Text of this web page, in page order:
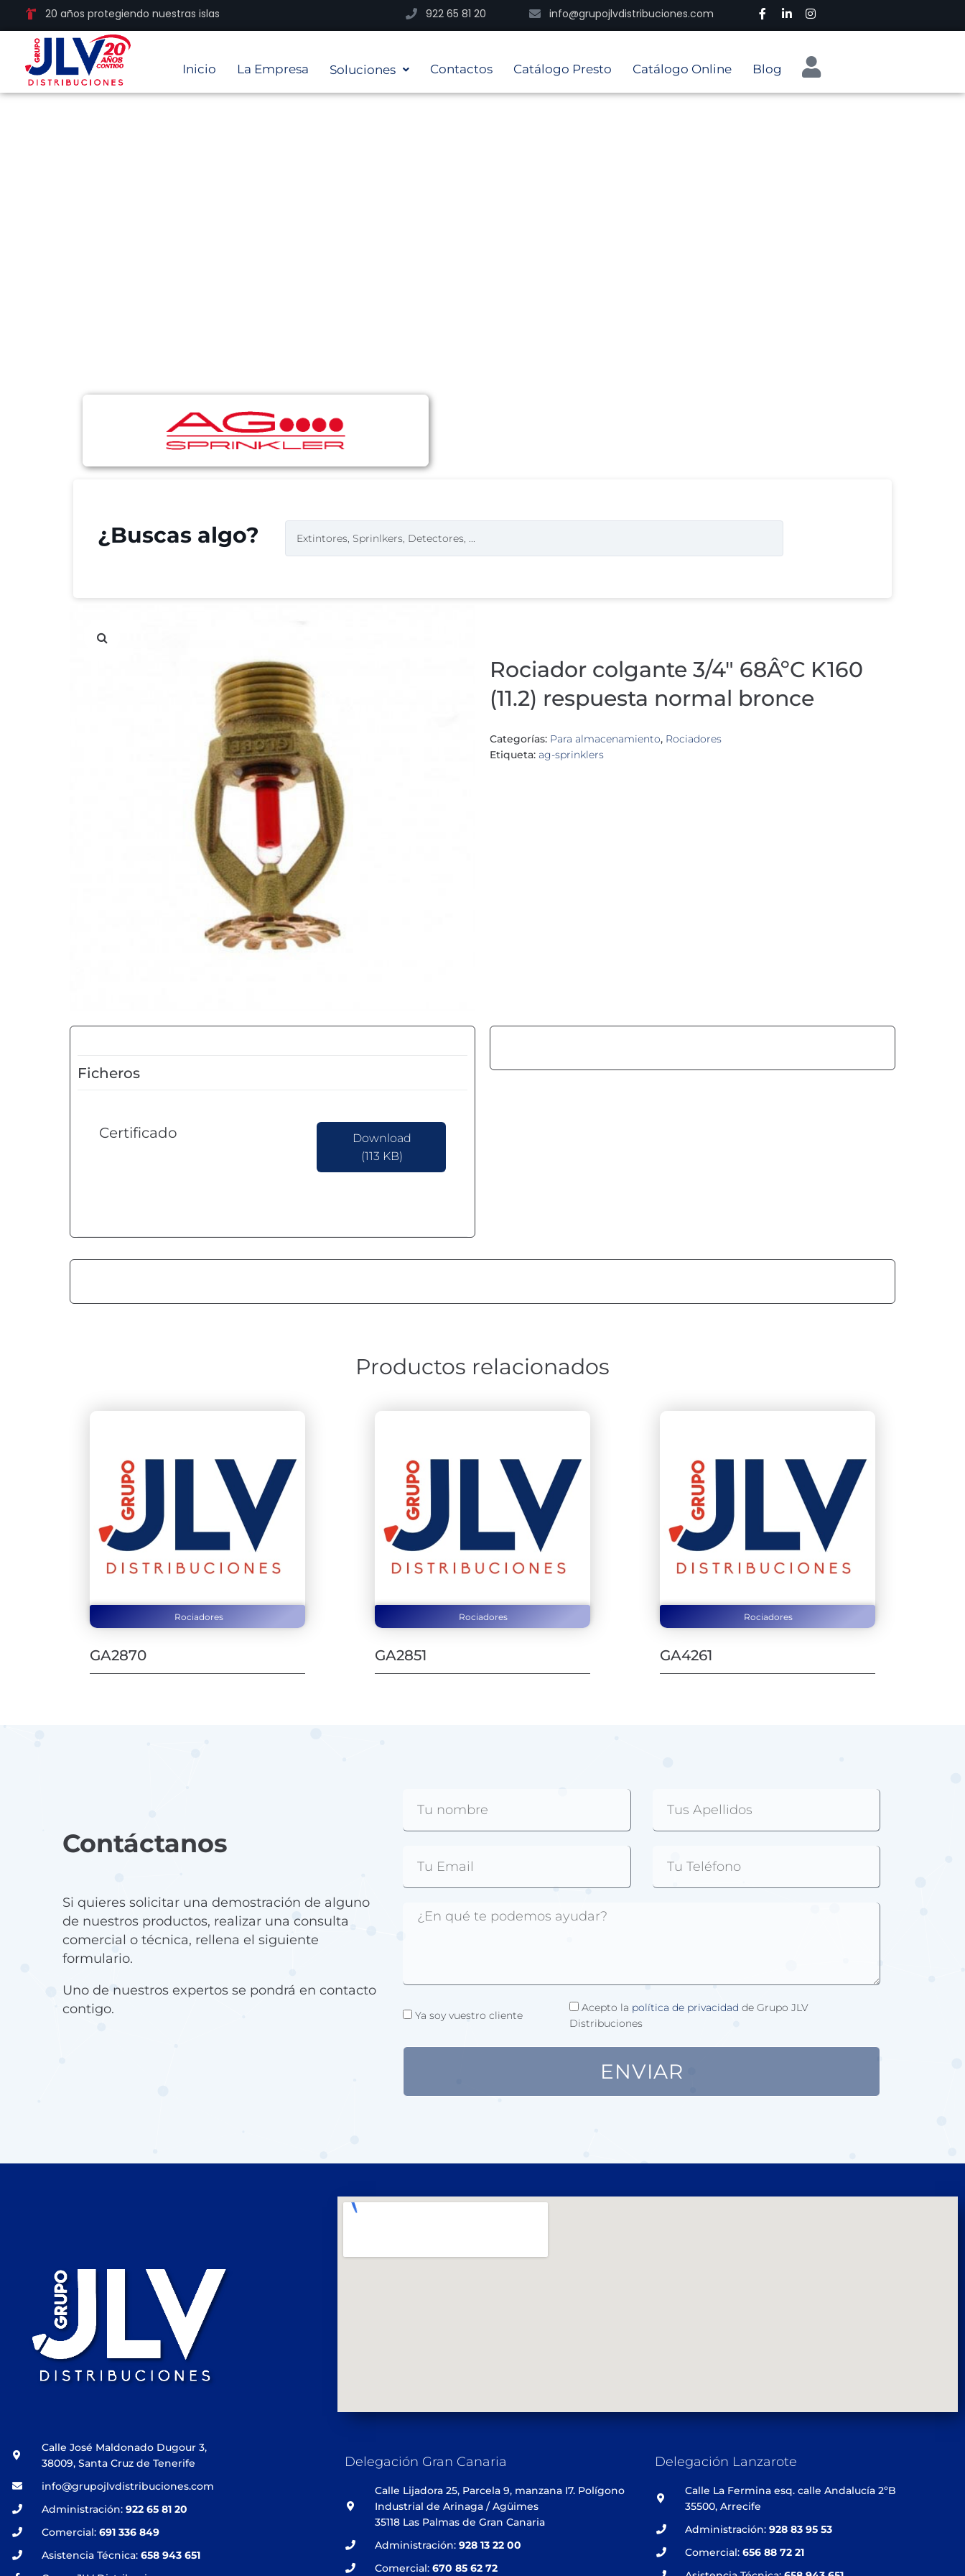
20 años protegiendo nuestras islas 922 65 81 20 info@grupojlvdistribuciones.com
Inicio La Empresa Soluciones Contactos Catálogo Presto Catálogo Online Blog
¿Buscas algo?
Rociador colgante 3/4″ 68ÂºC K160
(11.2) respuesta normal bronce
Categorías: Para almacenamiento, Rociadores
Etiqueta: ag-sprinklers
Ficheros
Certificado
Download
(113 KB)
Productos relacionados
Rociadores
GA2870
Rociadores
GA2851
Rociadores
GA4261
Contáctanos
Si quieres solicitar una demostración de alguno
de nuestros productos, realizar una consulta
comercial o técnica, rellena el siguiente
formulario.
Uno de nuestros expertos se pondrá en contacto
contigo.
Ya soy vuestro cliente
Acepto la política de privacidad de Grupo JLV
Distribuciones
ENVIAR
Calle José Maldonado Dugour 3,
38009, Santa Cruz de Tenerife
info@grupojlvdistribuciones.com
Administración: 922 65 81 20
Comercial: 691 336 849
Asistencia Técnica: 658 943 651
Delegación Gran Canaria
Calle Lijadora 25, Parcela 9, manzana I7. Polígono
Industrial de Arinaga / Agüimes
35118 Las Palmas de Gran Canaria
Administración:928 13 22 00
Comercial:670 85 62 72
Delegación Lanzarote
Calle La Fermina esq. calle Andalucía 2ºB
35500, Arrecife
Administración:928 83 95 53
Comercial:656 88 72 21